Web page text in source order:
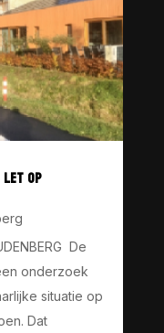
OP
De
onderzoek
situatie op
Dat